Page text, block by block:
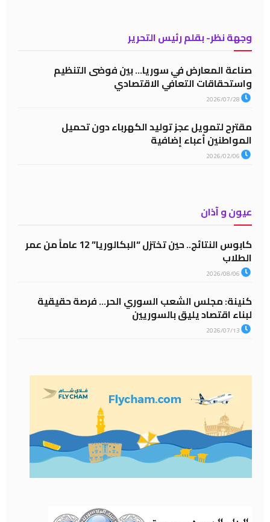
وجهة نظر- بقلم رئيس التحرير
صناعة المعارض في سوريا… بين فوضى التنظيم
واستحقاقات التعافي الاقتصادي
مقترح لتمويل عجز توليد الكهرباء دون تحميل
المواطنين أعباء إضافية
عيون و آذان
كابوس النتائج.. حين تختزل “البكالوريا” 12 عاماً من عمر
الطلاب
كنينة: مجلس الشعب السوري الحر… فرصة حقيقية
لبناء اقتصاد يليق بالسوريين